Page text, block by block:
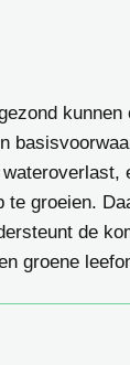
groeien.
de
groene